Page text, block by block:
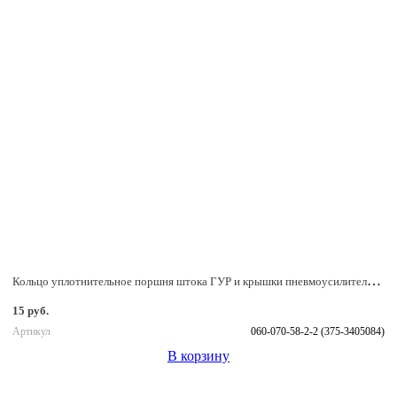
Кольцо уплотнительное поршня штока ГУР и крышки пневмоусилителя сцеплений, 060-070-58-2-2 (375-3405084)
15 руб.
Артикул 060-070-58-2-2 (375-3405084)
В корзину